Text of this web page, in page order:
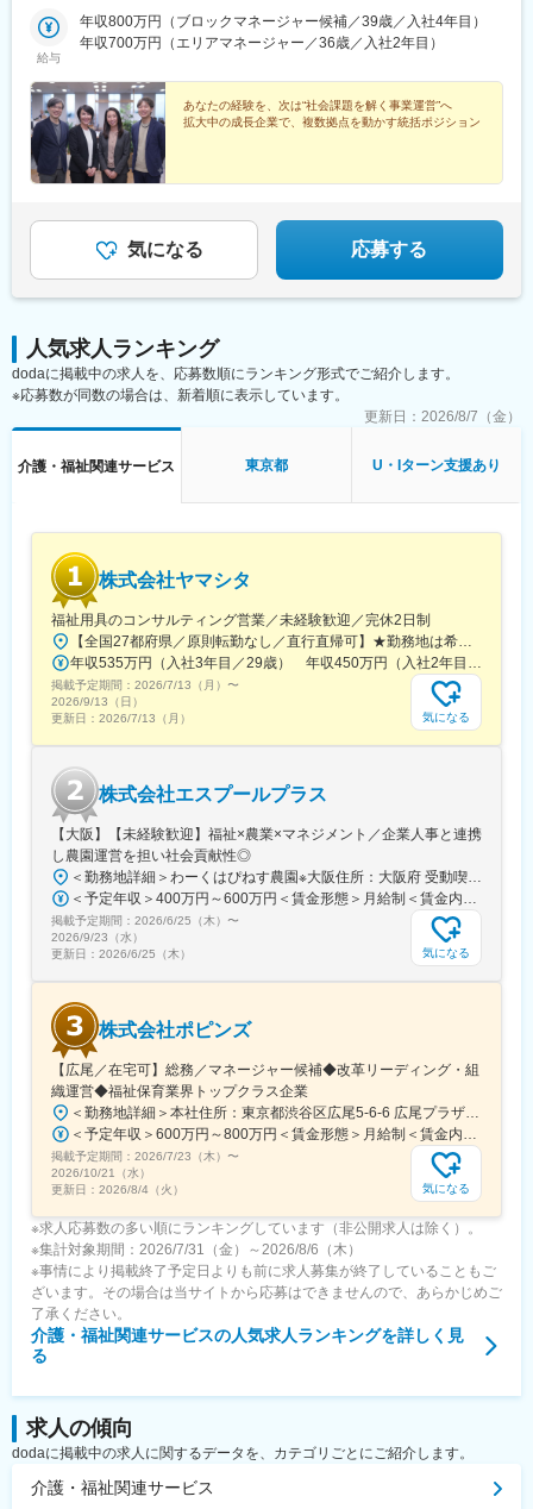
《養成期間中の勤務地》現在は東京、横浜、埼玉、福岡の事業所
で行っていますが、ご希望に合わせて、お住まいのエリアで行う
気軽にご相談ください。《養成期間後の勤務地》全国47都道府県
が対象※現在お住まいの地域又はジェネラルマネージャーと相談の
上決定《配属事業部について》障害福祉事業では「重度訪問介
護」と「グループホーム」、高齢者事業では「訪問介護事業」を
展開しています。配属に関しては、適性や条件等に応じて、配属
の事業部を決定。あなたの適性や能力を活かせる適切な部署でご
なる点はご相談ください。☆引越し手当支給・借り上げ社宅提供
あり（無料）
給与
年収800万円（ブロックマネージャー候補／39歳／入社4年目）
年収700万円（エリアマネージャー／36歳／入社2年目）
あなたの経験を、次は“社会課題を解く事業運営”へ
拡大中の成長企業で、複数拠点を動かす統括ポジション
気になる 応募する
人気求人ランキング
dodaに掲載中の求人を、応募数順にランキング形式でご紹介します。
※応募数が同数の場合は、新着順に表示しています。
更新日： 2026/8/7（金）
介護・福祉関連サービス 東京都 U・Iターン支援あり
株式会社ヤマシタ
福祉用具のコンサルティング営業／未経験歓迎／完休2日制
掲載予定期間： 2026/7/13（月） 〜
2026/9/13（日）
更新日： 2026/7/13（月） 気になる
株式会社エスプールプラス
【大阪】【未経験歓迎】福祉×農業×マネジメント／企業人事と連携
し農園運営を担い社会貢献性◎
掲載予定期間： 2026/6/25（木） 〜
2026/9/23（水）
更新日： 2026/6/25（木） 気になる
株式会社ポピンズ
【広尾／在宅可】総務／マネージャー候補◆改革リーディング・組
織運営◆福祉保育業界トップクラス企業
掲載予定期間： 2026/7/23（木） 〜
2026/10/21（水）
更新日： 2026/8/4（火） 気になる
※求人応募数の多い順にランキングしています（非公開求人は除く）。
※集計対象期間：2026/7/31（金）～2026/8/6（木）
※事情により掲載終了予定日よりも前に求人募集が終了していることもご
ざいます。その場合は当サイトから応募はできませんので、あらかじめご
了承ください。
介護・福祉関連サービスの人気求人ランキングを詳しく見
る
求人の傾向
dodaに掲載中の求人に関するデータを、カテゴリごとにご紹介します。
介護・福祉関連サービス